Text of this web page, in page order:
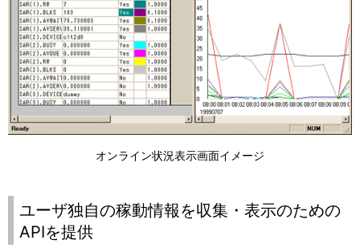
オンライン状況表示画面イメージ
ユーザ独自の稼動情報を収集・表示のための
APIを提供